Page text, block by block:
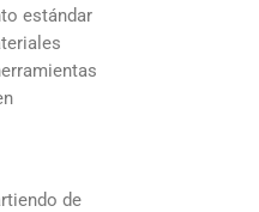
estándar
de